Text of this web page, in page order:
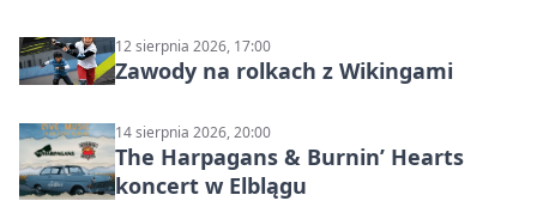
12 sierpnia 2026, 17:00
Zawody na rolkach z Wikingami
14 sierpnia 2026, 20:00
The Harpagans & Burnin’ Hearts
koncert w Elblągu